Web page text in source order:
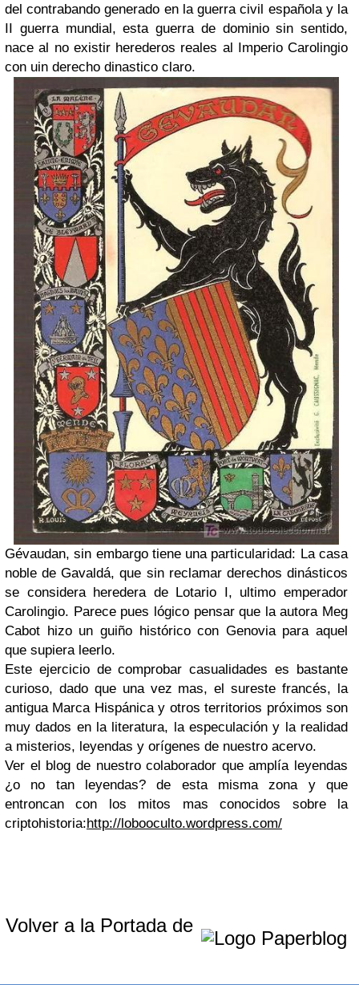
del contrabando generado en la guerra civil española y la
II guerra mundial, esta guerra de dominio sin sentido,
nace al no existir herederos reales al Imperio Carolingio
con uin derecho dinastico claro.
Gévaudan, sin embargo tiene una particularidad: La casa
noble de Gavaldá, que sin reclamar derechos dinásticos
se considera heredera de Lotario I, ultimo emperador
Carolingio. Parece pues lógico pensar que la autora Meg
Cabot hizo un guiño histórico con Genovia para aquel
que supiera leerlo.
Este ejercicio de comprobar casualidades es bastante
curioso, dado que una vez mas, el sureste francés, la
antigua Marca Hispánica y otros territorios próximos son
muy dados en la literatura, la especulación y la realidad
a misterios, leyendas y orígenes de nuestro acervo.
Ver el blog de nuestro colaborador que amplía leyendas
¿o no tan leyendas? de esta misma zona y que
entroncan con los mitos mas conocidos sobre la
criptohistoria:http://lobooculto.wordpress.com/
Volver a la Portada de